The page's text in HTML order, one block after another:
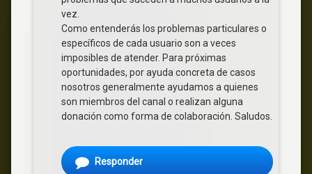
vez.
Como entenderás los problemas particulares o
específicos de cada usuario son a veces
imposibles de atender. Para próximas
oportunidades, por ayuda concreta de casos
nosotros generalmente ayudamos a quienes
son miembros del canal o realizan alguna
donación como forma de colaboración. Saludos.
Responder